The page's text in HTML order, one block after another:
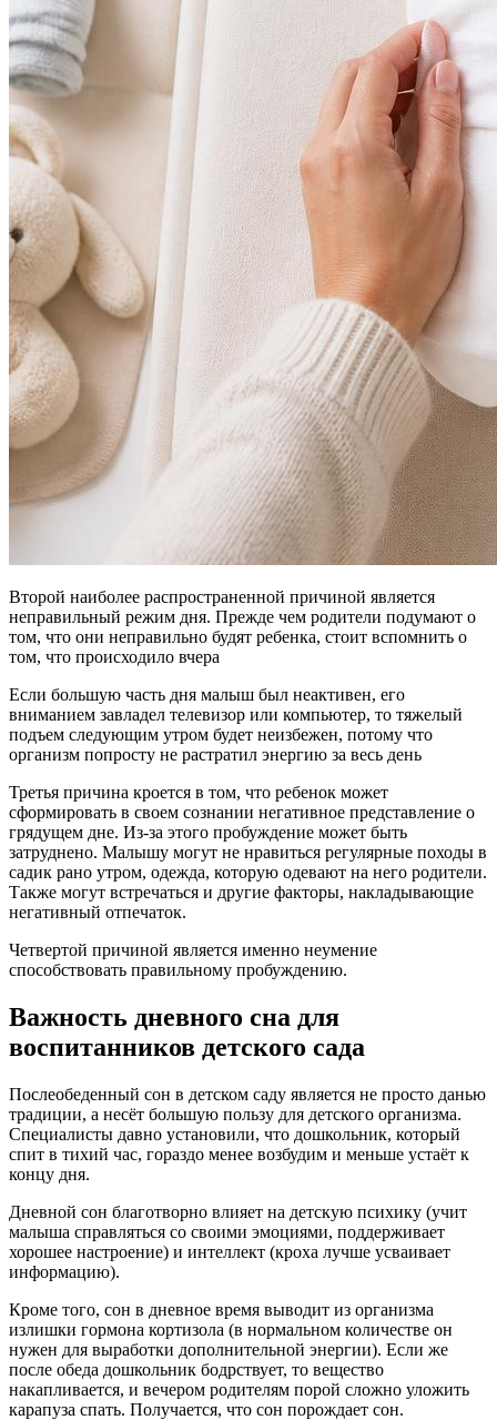
Второй наиболее распространенной причиной является
неправильный режим дня. Прежде чем родители подумают о
том, что они неправильно будят ребенка, стоит вспомнить о
том, что происходило вчера
Если большую часть дня малыш был неактивен, его
вниманием завладел телевизор или компьютер, то тяжелый
подъем следующим утром будет неизбежен, потому что
организм попросту не растратил энергию за весь день
Третья причина кроется в том, что ребенок может
сформировать в своем сознании негативное представление о
грядущем дне. Из-за этого пробуждение может быть
затруднено. Малышу могут не нравиться регулярные походы в
садик рано утром, одежда, которую одевают на него родители.
Также могут встречаться и другие факторы, накладывающие
негативный отпечаток.
Четвертой причиной является именно неумение
способствовать правильному пробуждению.
Важность дневного сна для
воспитанников детского сада
Послеобеденный сон в детском саду является не просто данью
традиции, а несёт большую пользу для детского организма.
Специалисты давно установили, что дошкольник, который
спит в тихий час, гораздо менее возбудим и меньше устаёт к
концу дня.
Дневной сон благотворно влияет на детскую психику (учит
малыша справляться со своими эмоциями, поддерживает
хорошее настроение) и интеллект (кроха лучше усваивает
информацию).
Кроме того, сон в дневное время выводит из организма
излишки гормона кортизола (в нормальном количестве он
нужен для выработки дополнительной энергии). Если же
после обеда дошкольник бодрствует, то вещество
накапливается, и вечером родителям порой сложно уложить
карапуза спать. Получается, что сон порождает сон.